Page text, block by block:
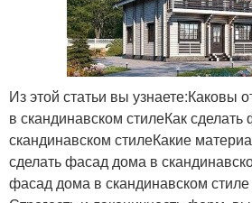
Из этой статьи вы узнаете:Каковы
в скандинавском стилеКак сделать
скандинавском стилеКакие
сделать фасад дома в
фасад дома в скандинавском